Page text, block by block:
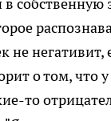
в
не негативит,
о том, что
то